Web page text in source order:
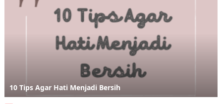
10 Tips Agar Hati Menjadi Bersih